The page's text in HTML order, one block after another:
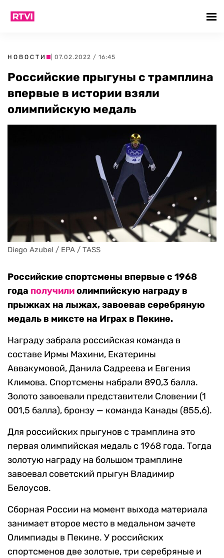
НОВОСТИ | 07.02.2022 / 16:45
Российские прыгуны с трамплина
впервые в истории взяли
олимпийскую медаль
Diego Azubel / EPA / TASS
Российские спортсмены впервые с 1968
года получилиолимпийскую награду в
прыжках на лыжах, завоевав серебряную
медаль в миксте на Играх в Пекине.
Награду забрала российская команда в
составе Ирмы Махини, Екатерины
Аввакумовой, Данила Садреева и Евгения
Климова. Спортсмены набрали 890,3 балла.
Золото завоевали представители Словении (1
001,5 балла), бронзу — команда Канады (855,6).
Для российских прыгунов с трамплина это
первая олимпийская медаль с 1968 года. Тогда
золотую награду на большом трамплине
завоевал советский прыгун Владимир
Белоусов.
Сборная России на момент выхода материала
занимает второе место в медальном зачете
Олимпиады в Пекине. У российских
спортсменов две золотые, три серебряные и